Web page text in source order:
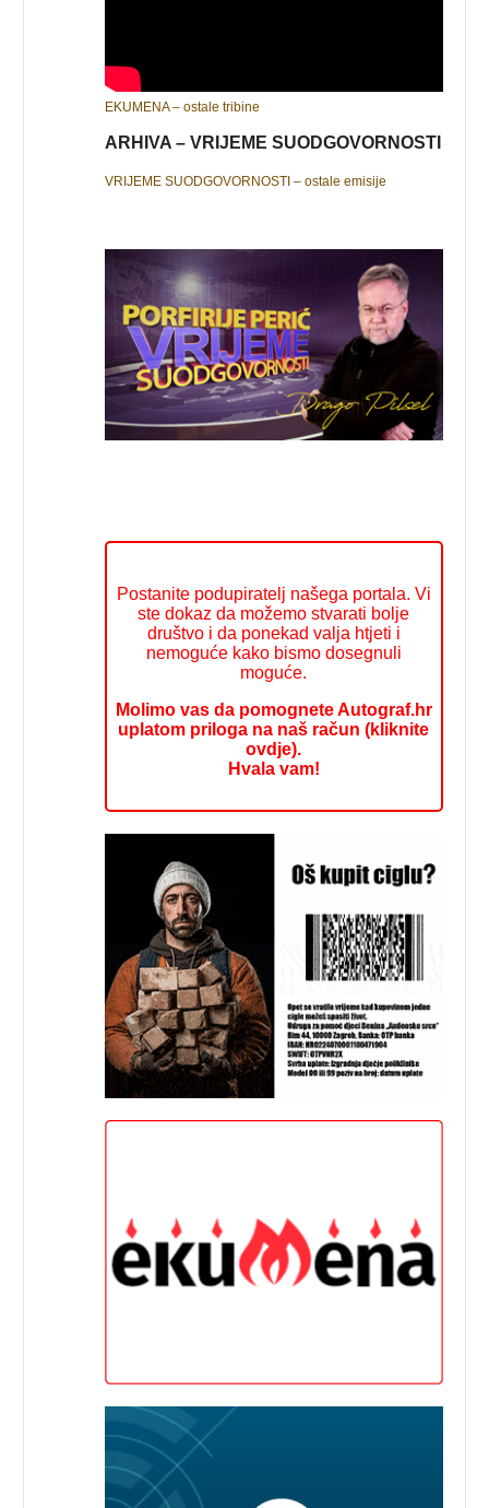
EKUMENA – ostale tribine
ARHIVA – VRIJEME SUODGOVORNOSTI
VRIJEME SUODGOVORNOSTI – ostale emisije
Postanite podupiratelj našega portala. Vi
ste dokaz da možemo stvarati bolje
društvo i da ponekad valja htjeti i
nemoguće kako bismo dosegnuli
moguće.
Molimo vas da pomognete Autograf.hr
uplatom priloga na naš račun (kliknite
ovdje).
Hvala vam!